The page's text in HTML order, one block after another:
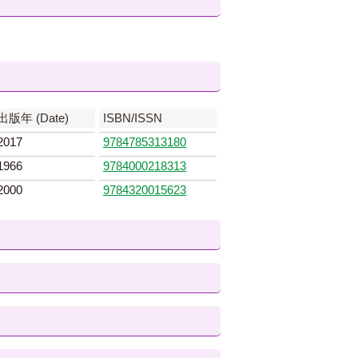
版年 (Date)
ISBN/ISSN
9784785313180
9784000218313
9784320015623